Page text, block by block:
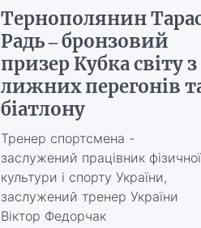
Тернополянин
Радь – бронзовий
призер Кубка світу з
лижних перегонів
біатлону
Тренер спортсмена -
заслужений працівник фізичної
культури і спорту України,
заслужений тренер України
Віктор Федорчак